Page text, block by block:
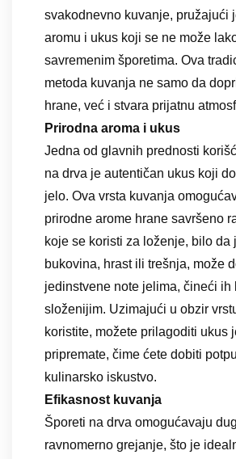
svakodnevno kuvanje, pružajući
aromu i ukus koji se ne može
savremenim šporetima. Ova
metoda kuvanja ne samo da
hrane, već i stvara prijatnu
Prirodna aroma i ukus
Jedna od glavnih prednosti
na drva je autentičan ukus koji
jelo. Ova vrsta kuvanja
prirodne arome hrane savršeno
koje se koristi za loženje, bilo da
bukovina, hrast ili trešnja, može
jedinstvene note jelima, čineći ih
složenijim. Uzimajući u obzir
koristite, možete prilagoditi ukus
pripremate, čime ćete dobiti
kulinarsko iskustvo.
Efikasnost kuvanja
Šporeti na drva omogućavaju
ravnomerno grejanje, što je